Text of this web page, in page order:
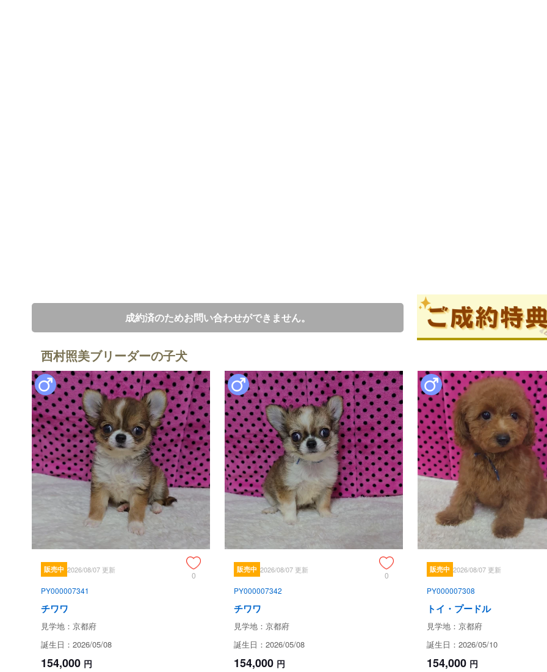
上記以外の疾病（低血糖　スト
療を受けなかった場合、飼い主
さい
＊ご契約後のお客様都合による
返金は一切しておりませんので
見学、受け渡しについ
犬舎所在地
お支払い方法
引き渡し時期についての注
動物愛護法により、生後56日
お引き渡し日はブリーダーと
また天然記念物として指定さ
道犬、四国犬）に限り生後49
措置が設けられています。
成約済のためお問い合わせができません。
西村照美ブリーダーの子犬
販売中 2026/08/07 更新
0
PY000007341
チワワ
見学地：京都府
誕生日：2026/05/08
154,000 円
販売中 2026/08/07 更新
0
PY000007342
チワワ
見学地：京都府
誕生日：2026/05/08
154,000 円
販売中 2026/08/07 更新
PY000007308
トイ・プードル
見学地：京都府
誕生日：2026/05/10
154,000 円